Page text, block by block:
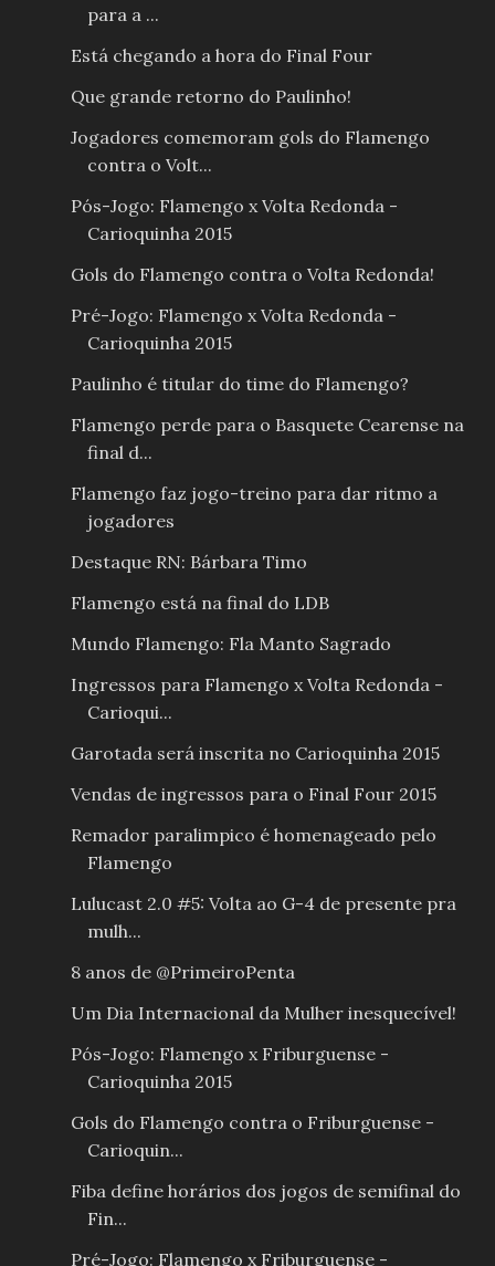
para a ...
Está chegando a hora do Final Four
Que grande retorno do Paulinho!
Jogadores comemoram gols do Flamengo
contra o Volt...
Pós-Jogo: Flamengo x Volta Redonda -
Carioquinha 2015
Gols do Flamengo contra o Volta Redonda!
Pré-Jogo: Flamengo x Volta Redonda -
Carioquinha 2015
Paulinho é titular do time do Flamengo?
Flamengo perde para o Basquete Cearense na
final d...
Flamengo faz jogo-treino para dar ritmo a
jogadores
Destaque RN: Bárbara Timo
Flamengo está na final do LDB
Mundo Flamengo: Fla Manto Sagrado
Ingressos para Flamengo x Volta Redonda -
Carioqui...
Garotada será inscrita no Carioquinha 2015
Vendas de ingressos para o Final Four 2015
Remador paralimpico é homenageado pelo
Flamengo
Lulucast 2.0 #5: Volta ao G-4 de presente pra
mulh...
8 anos de @PrimeiroPenta
Um Dia Internacional da Mulher inesquecível!
Pós-Jogo: Flamengo x Friburguense -
Carioquinha 2015
Gols do Flamengo contra o Friburguense -
Carioquin...
Fiba define horários dos jogos de semifinal do
Fin...
Pré-Jogo: Flamengo x Friburguense -